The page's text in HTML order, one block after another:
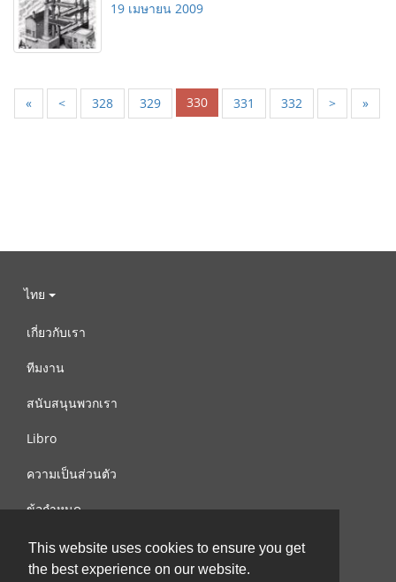
This website uses cookies to ensure you get
the best experience on our website.
19 เมษายน 2009
« < 328 329 330 331 332 > »
ไทย
เกี่ยวกับเรา
ทีมงาน
สนับสนุนพวกเรา
Libro
ความเป็นส่วนตัว
ข้อกำหนด
ติดต่อเรา